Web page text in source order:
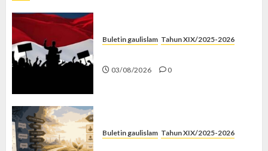
Buletin gaulislam Tahun XIX/2025-2026
03/08/2026 0
Buletin gaulislam Tahun XIX/2025-2026